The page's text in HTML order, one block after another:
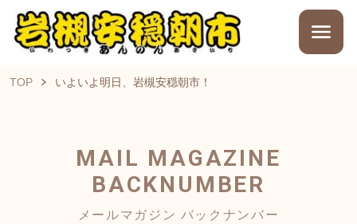
TOP いよいよ明日、岩槻安穏朝市！
MAIL MAGAZINE
BACKNUMBER
メールマガジン バックナンバー